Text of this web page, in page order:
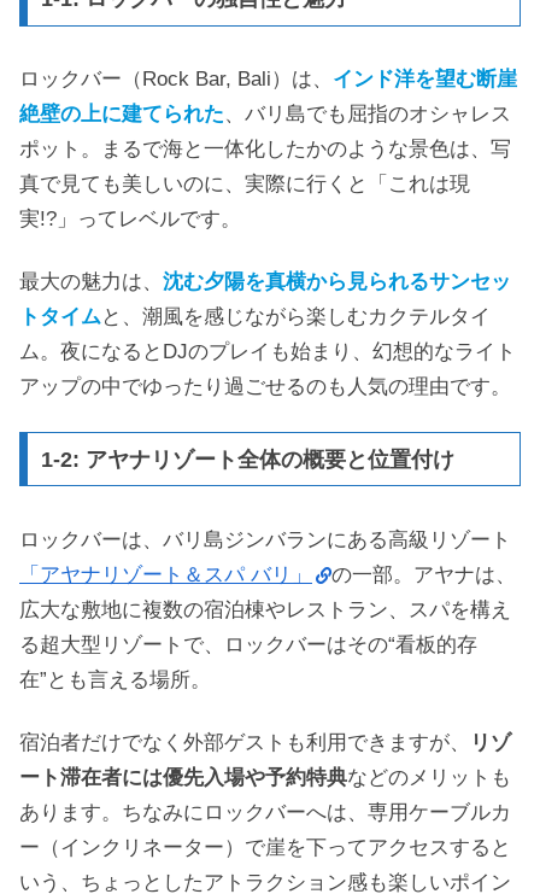
ロックバー（Rock Bar, Bali）は、 インド洋を望む断崖
絶壁の上に建てられた、バリ島でも屈指のオシャレス
ポット。まるで海と一体化したかのような景色は、写
真で見ても美しいのに、実際に行くと「これは現
実!?」ってレベルです。
最大の魅力は、 沈む夕陽を真横から見られるサンセッ
トタイム と、潮風を感じながら楽しむカクテルタイ
ム。夜になるとDJのプレイも始まり、幻想的なライト
アップの中でゆったり過ごせるのも人気の理由です。
1-2: アヤナリゾート全体の概要と位置付け
ロックバーは、バリ島ジンバランにある高級リゾート
「アヤナリゾート＆スパ バリ」
の一部。アヤナは、
広大な敷地に複数の宿泊棟やレストラン、スパを構え
る超大型リゾートで、ロックバーはその“看板的存
在”とも言える場所。
宿泊者だけでなく外部ゲストも利用できますが、
リゾ
ート滞在者には優先入場や予約特典などのメリットも
あります。ちなみにロックバーへは、専用ケーブルカ
ー（インクリネーター）で崖を下ってアクセスすると
いう、ちょっとしたアトラクション感も楽しいポイン